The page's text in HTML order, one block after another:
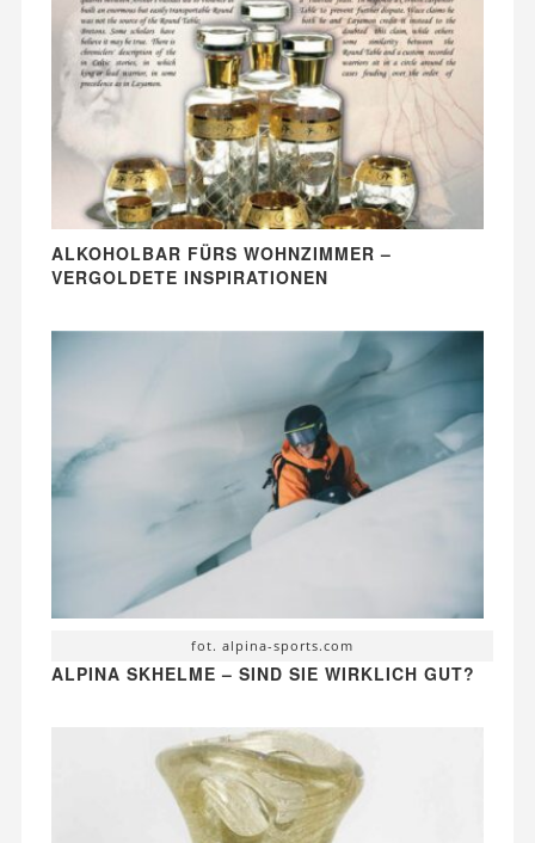
ALKOHOLBAR FÜRS WOHNZIMMER –
VERGOLDETE INSPIRATIONEN
fot. alpina-sports.com
ALPINA SKHELME – SIND SIE WIRKLICH GUT?